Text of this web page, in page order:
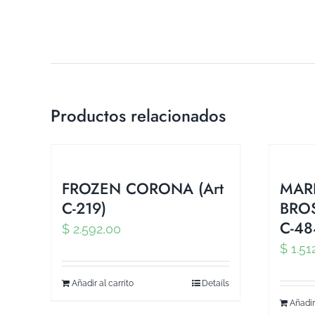
Productos relacionados
FROZEN CORONA (Art
C-219)
$ 2.592,00
Añadir al carrito Details
C-
$